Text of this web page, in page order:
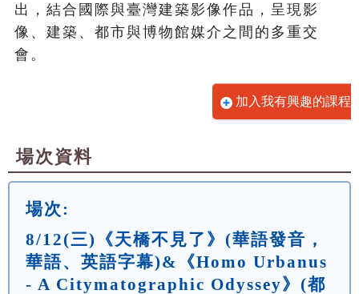
出，結合國際與臺灣建築影像作品，呈現影
像、建築、都市與博物館媒介之間的多重交
會。
加入我有興趣的課程
場次資料
場次:
8/12(三)《天橋不見了》(華語發音，
華語、英語字幕)&《Homo Urbanus
- A Citymatographic Odyssey》(都